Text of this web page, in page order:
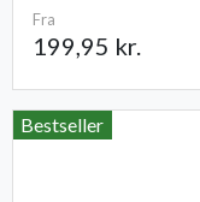
Fra
199,95 kr.
Bestseller